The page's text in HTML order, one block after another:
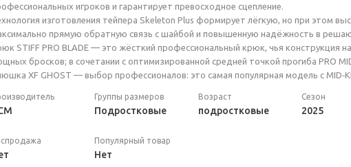
игроков и гарантирует превосходное сцепление.
изготовления тейпера Skeleton Plus формирует лёгкую, но при этом
прямую обратную связь с шайбой и повышенную надёжность в
STIFF PRO BLADE — это жёсткий профессиональный крюк, чья конструкция
бросков; в сочетании с оптимизированной средней точкой прогиба PRO
XF GHOST — выбор профессионалов: это самая популярная модель с
Группы размеров
Подростковые
Возраст
подростковые
Сезон
2025
Популярный товар
Нет